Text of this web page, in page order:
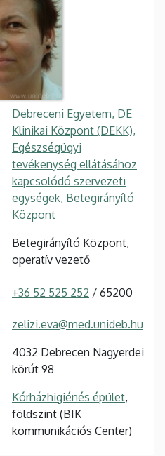
Debreceni Egyetem, DE
Klinikai Központ (DEKK),
Egészségügyi
tevékenység ellátásához
kapcsolódó szervezeti
egységek, Betegirányító
Központ
Betegirányító Központ,
operatív vezető
+36 52 525 252 / 65200
zelizi.eva@med.unideb.hu
4032 Debrecen Nagyerdei
körút 98
Kórházhigiénés épület,
földszint (BIK
kommunikációs Center)